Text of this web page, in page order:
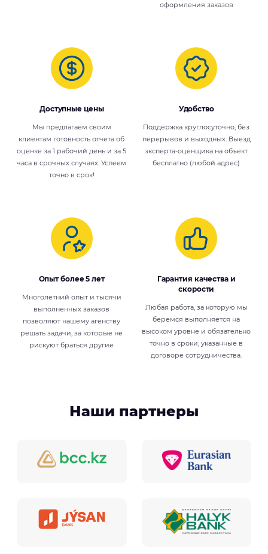
оформления заказов
Доступные цены
Мы предлагаем своим
клиентам готовность отчета об
оценке за 1 рабочий день и за 5
часа в срочных случаях. Успеем
точно в срок!
Удобство
Поддержка круглосуточно, без
перерывов и выходных. Выезд
эксперта-оценщика на объект
бесплатно (любой адрес)
Опыт более 5 лет
Многолетний опыт и тысячи
выполненных заказов
позволяют нашему агенству
решать задачи, за которые не
рискуют браться другие
Гарантия качества и
скорости
Любая работа, за которую мы
беремся выполняется на
высоком уровне и обязательно
точно в сроки, указанные в
договоре сотрудничества.
Наши партнеры